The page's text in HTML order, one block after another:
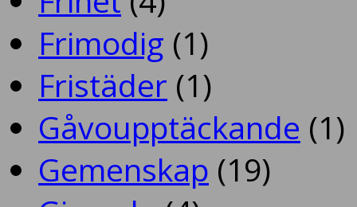
Frimodig (1)
Fristäder (1)
Gåvoupptäckande (1)
Gemenskap (19)